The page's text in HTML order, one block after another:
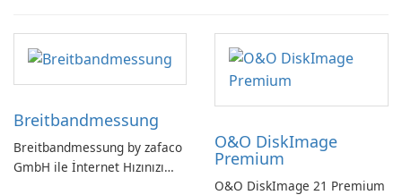
Breitbandmessung
Breitbandmessung by zafaco
GmbH ile İnternet Hızınızı
O&O DiskImage
Premium
O&O DiskImage 21 Premium